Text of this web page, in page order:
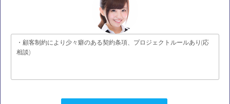
・顧客制約により少々癖のある契約条項、プロジェクトルールあり(応
相談)